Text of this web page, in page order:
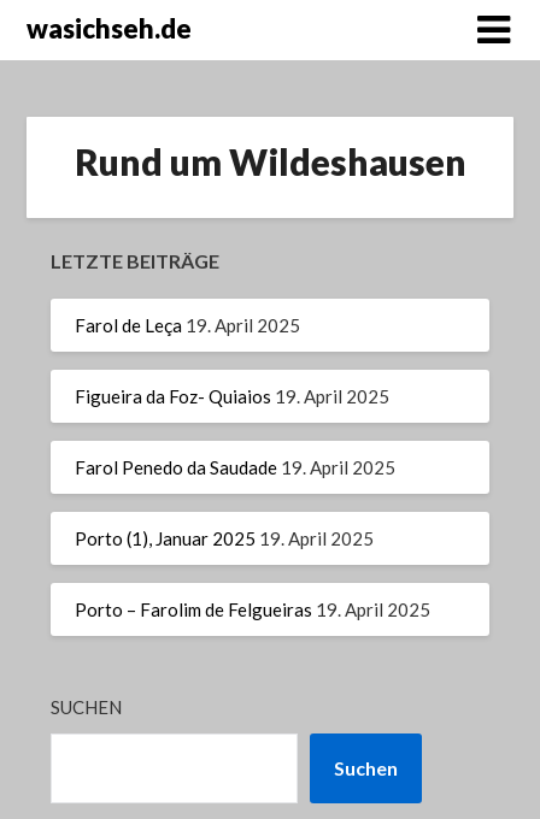
wasichseh.de
Rund um Wildeshausen
LETZTE BEITRÄGE
Farol de Leça 19. April 2025
Figueira da Foz- Quiaios 19. April 2025
Farol Penedo da Saudade 19. April 2025
Porto (1), Januar 2025 19. April 2025
Porto – Farolim de Felgueiras 19. April 2025
SUCHEN
Suchen